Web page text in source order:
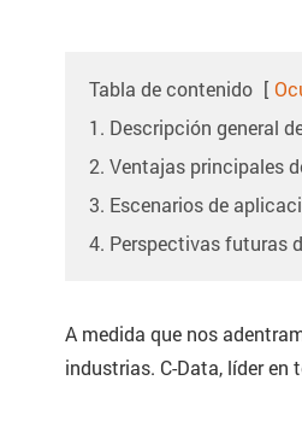
Tabla de contenido [
1. Descripción general
2. Ventajas principales
3. Escenarios de
4. Perspectivas futuras
A medida que nos
industrias. C-Data, líder